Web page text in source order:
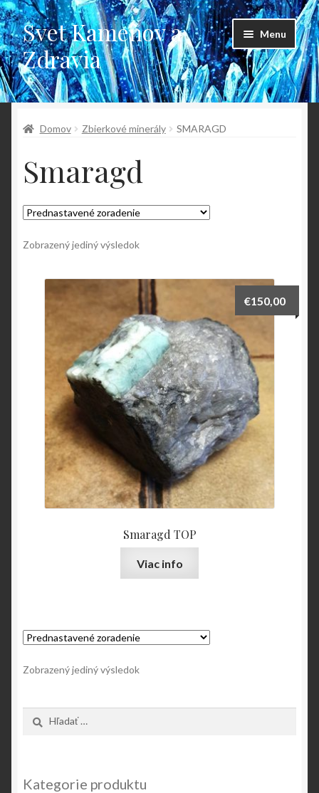
Preskočiť
na
navigáciu
Preskočiť
na
obsah
Svet Kameňov a
Zdravia
Menu
Domovská stránka
Blog
Domovská stránka
Galéria
Kontakt
Košík
Môj účet
OBCHODNÉ PODMIENKY
Pokladňa
Zásady ochrany osobných údajov
Domov Zbierkové minerály SMARAGD
Smaragd
Zobrazený jediný výsledok
Smaragd TOP
€150,00
Viac info
Zobrazený jediný výsledok
Kategorie produktu